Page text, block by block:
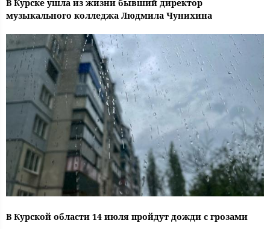
В Курске ушла из жизни бывший директор
музыкального колледжа Людмила Чунихина
В Курской области 14 июля пройдут дожди с грозами